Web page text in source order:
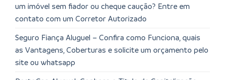
um imóvel sem fiador ou cheque caução? Entre em
contato com um Corretor Autorizado
Seguro Fiança Aluguel – Confira como Funciona, quais
as Vantagens, Coberturas e solicite um orçamento pelo
site ou whatsapp